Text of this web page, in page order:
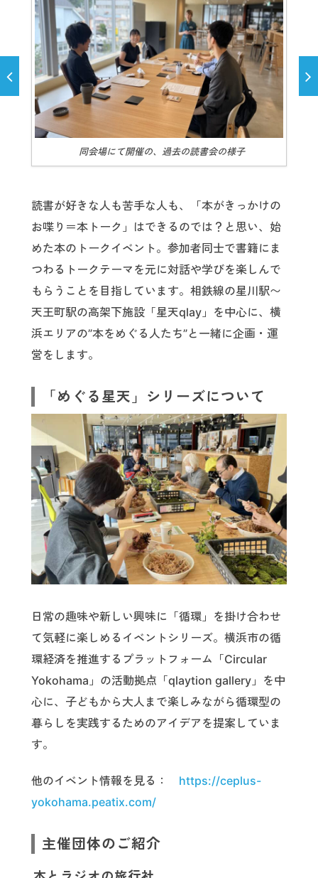
同会場にて開催の、過去の読書会の様子
読書が好きな人も苦手な人も、「本がきっかけの
お喋り＝本トーク」はできるのでは？と思い、始
めた本のトークイベント。参加者同士で書籍にま
つわるトークテーマを元に対話や学びを楽しんで
もらうことを目指しています。相鉄線の星川駅〜
天王町駅の高架下施設「星天qlay」を中心に、横
浜エリアの”本をめぐる人たち”と一緒に企画・運
営をします。
「めぐる星天」シリーズについて
日常の趣味や新しい興味に「循環」を掛け合わせ
て気軽に楽しめるイベントシリーズ。横浜市の循
環経済を推進するプラットフォーム「Circular
Yokohama」の活動拠点「qlaytion gallery」を中
心に、子どもから大人まで楽しみながら循環型の
暮らしを実践するためのアイデアを提案していま
す。
他のイベント情報を見る：
https://ceplus-
yokohama.peatix.com/
主催団体のご紹介